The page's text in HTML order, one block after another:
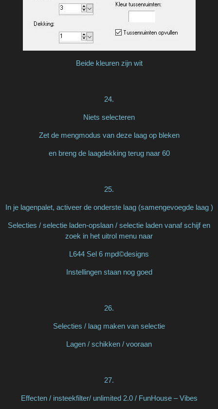
Beide kleuren zijn wit
24.
Niets selecteren
Zet de mengmodus van deze laag op bleken
en breng de laagdekking terug naar 60
25.
In je lagenpalet, activeer de onderste laag (samengevoegde laag )
Selecties / selectie laden-opslaan / selectie laden vanaf schijf en
zoek in het uitrol menu naar
L644 Sel 6 mpd©designs
Instellingen staan nog goed
26.
Selecties / laag maken van selectie
Lagen / schikken / vooraan
27.
Effecten / insteekfilter/ unlimited 2.0 / FunHouse – Vibes